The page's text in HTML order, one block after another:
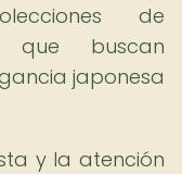
de
que buscan
japonesa
y la atención